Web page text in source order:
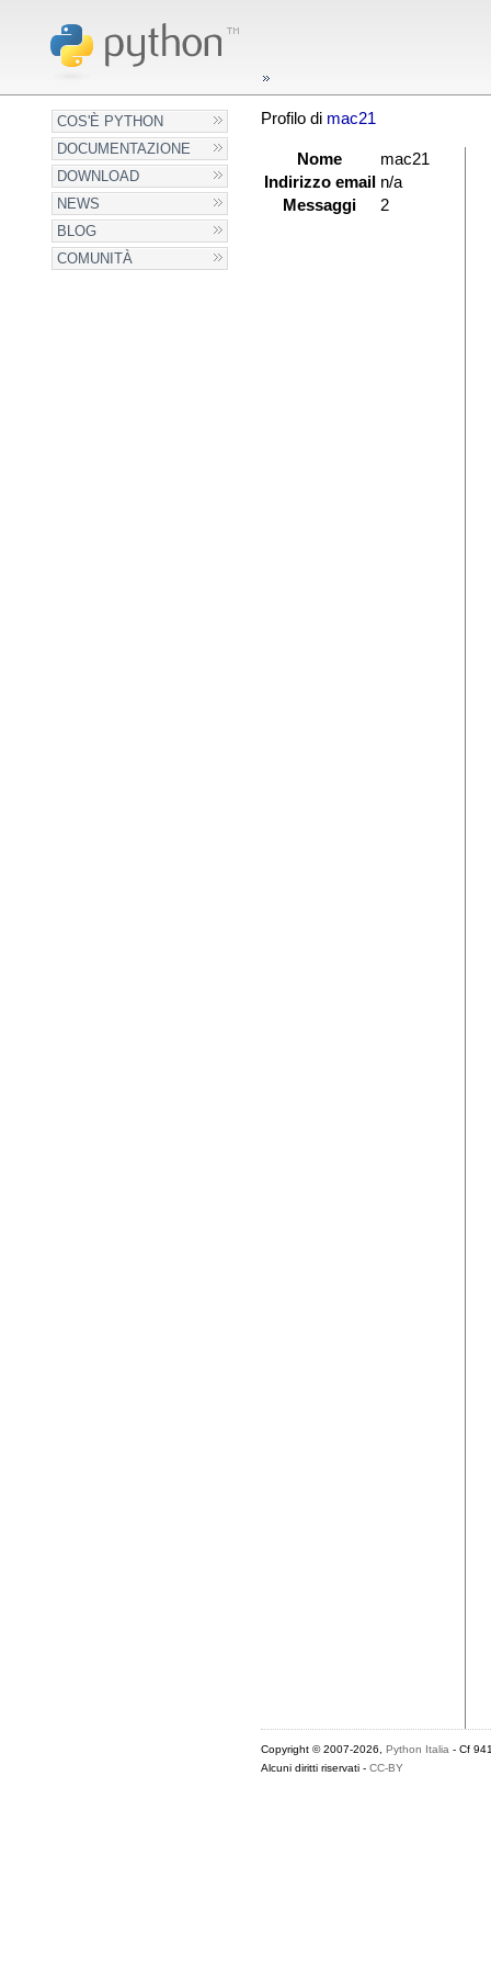
COS'È PYTHON
DOCUMENTAZIONE
DOWNLOAD
NEWS
BLOG
COMUNITÀ
Profilo di mac21
Nome
mac21
Indirizzo email n/a
Messaggi
2
Copyright © 2007-2026, Python Italia - Cf
Alcuni diritti riservati - CC-BY